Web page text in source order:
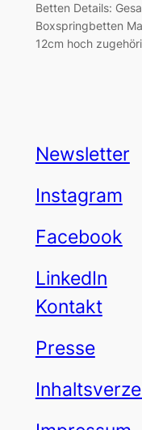
Betten Details:
Boxspringbetten
12cm hoch
Newsletter
Instagram
Facebook
LinkedIn
Kontakt
Presse